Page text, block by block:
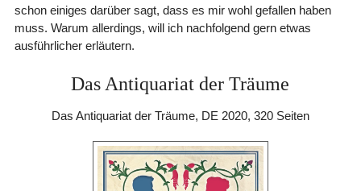
schon einiges darüber sagt, dass es mir wohl gefallen haben
muss. Warum allerdings, will ich nachfolgend gern etwas
ausführlicher erläutern.
Das Antiquariat der Träume
Das Antiquariat der Träume, DE 2020, 320 Seiten